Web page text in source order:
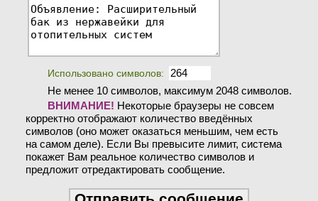
Использовано символов:
Не менее 10 символов, максимум 2048 символов.
ВНИМАНИЕ! Некоторые браузеры не совсем
корректно отображают количество введённых
символов (оно может оказаться меньшим, чем есть
на самом деле). Если Вы превысите лимит, система
покажет Вам реальное количество символов и
предложит отредактировать сообщение.